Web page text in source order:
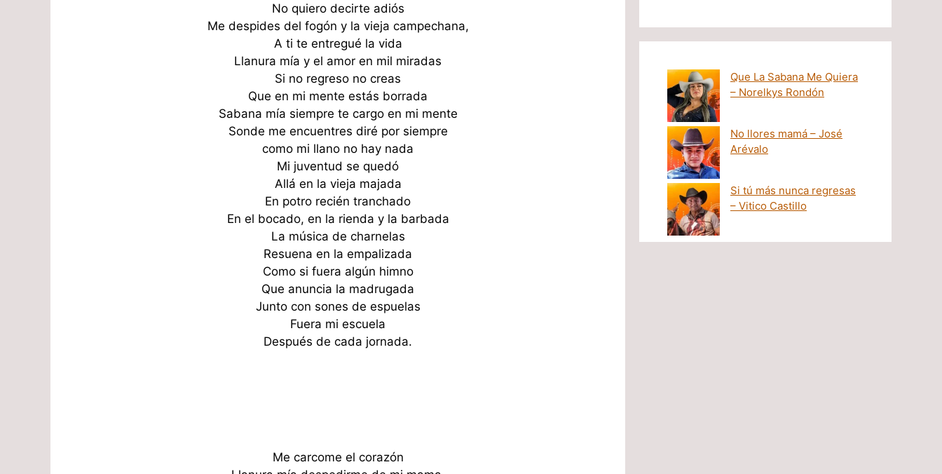
No quiero decirte adiós
Me despides del fogón y la vieja campechana,
A ti te entregué la vida
Llanura mía y el amor en mil miradas
Si no regreso no creas
Que en mi mente estás borrada
Sabana mía siempre te cargo en mi mente
Sonde me encuentres diré por siempre
como mi llano no hay nada
Mi juventud se quedó
Allá en la vieja majada
En potro recién tranchado
En el bocado, en la rienda y la barbada
La música de charnelas
Resuena en la empalizada
Como si fuera algún himno
Que anuncia la madrugada
Junto con sones de espuelas
Fuera mi escuela
Después de cada jornada.
Me carcome el corazón
Que La Sabana Me Quiera
– Norelkys Rondón
No llores mamá – José
Arévalo
Si tú más nunca regresas
– Vitico Castillo